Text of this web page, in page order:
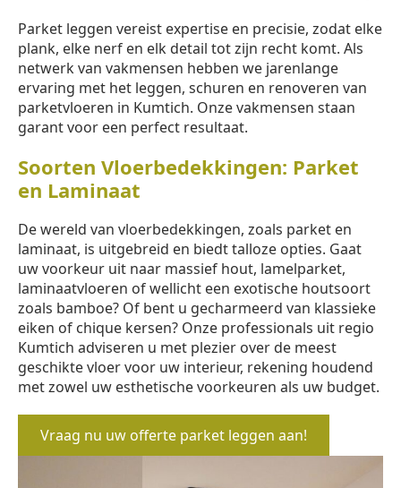
Parket leggen vereist expertise en precisie, zodat elke
plank, elke nerf en elk detail tot zijn recht komt. Als
netwerk van vakmensen hebben we jarenlange
ervaring met het leggen, schuren en renoveren van
parketvloeren in Kumtich. Onze vakmensen staan
garant voor een perfect resultaat.
Soorten Vloerbedekkingen: Parket
en Laminaat
De wereld van vloerbedekkingen, zoals parket en
laminaat, is uitgebreid en biedt talloze opties. Gaat
uw voorkeur uit naar massief hout, lamelparket,
laminaatvloeren of wellicht een exotische houtsoort
zoals bamboe? Of bent u gecharmeerd van klassieke
eiken of chique kersen? Onze professionals uit regio
Kumtich adviseren u met plezier over de meest
geschikte vloer voor uw interieur, rekening houdend
met zowel uw esthetische voorkeuren als uw budget.
Vraag nu uw offerte parket leggen aan!